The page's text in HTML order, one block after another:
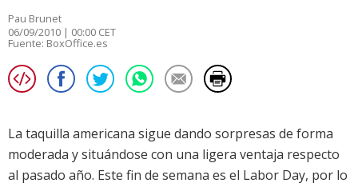
Pau Brunet
06/09/2010 | 00:00 CET
Fuente: BoxOffice.es
La taquilla americana sigue dando sorpresas de forma
moderada y situándose con una ligera ventaja respecto
al pasado año. Este fin de semana es el Labor Day, por lo